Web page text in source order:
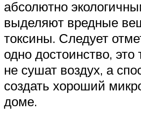
абсолютно
выделяют вредные
токсины. Следует
одно достоинство, это
не сушат воздух, а
создать хороший
доме.